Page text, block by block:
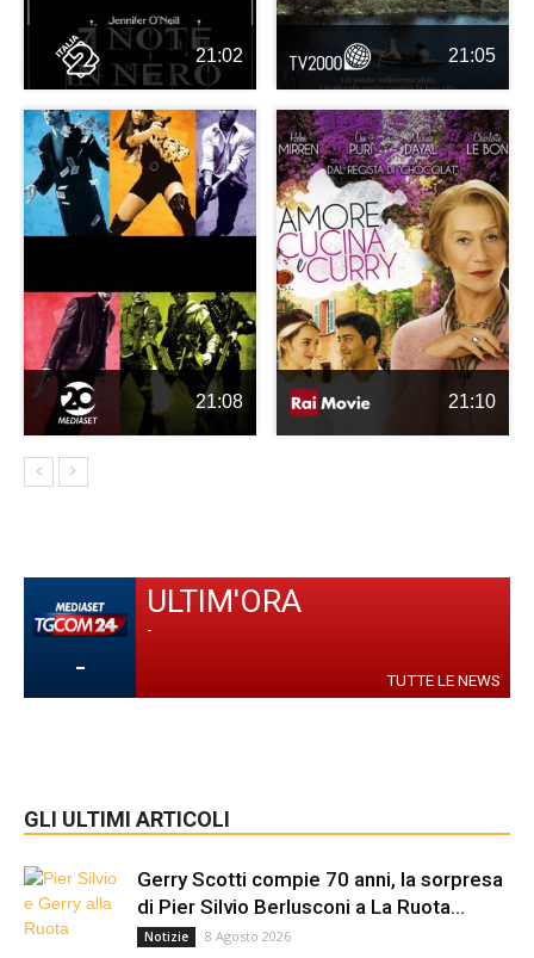
21:02 21:05
21:08 21:10
-
ULTIM'ORA
-
TUTTE LE NEWS
GLI ULTIMI ARTICOLI
Gerry Scotti compie 70 anni, la sorpresa
di Pier Silvio Berlusconi a La Ruota...
Notizie 8 Agosto 2026